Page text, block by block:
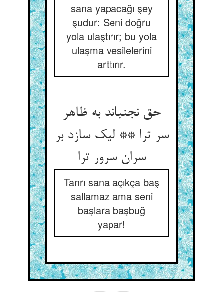
sana yapacağı şey
şudur: Seni doğru
yola ulaştırır; bu yola
ulaşma vesilelerini
arttırır.
حق نجنباند به ظاهر
سر ترا ** لیک سازد بر
سران سرور ترا
Tanrı sana açıkça baş
sallamaz ama seni
başlara başbuğ
yapar!